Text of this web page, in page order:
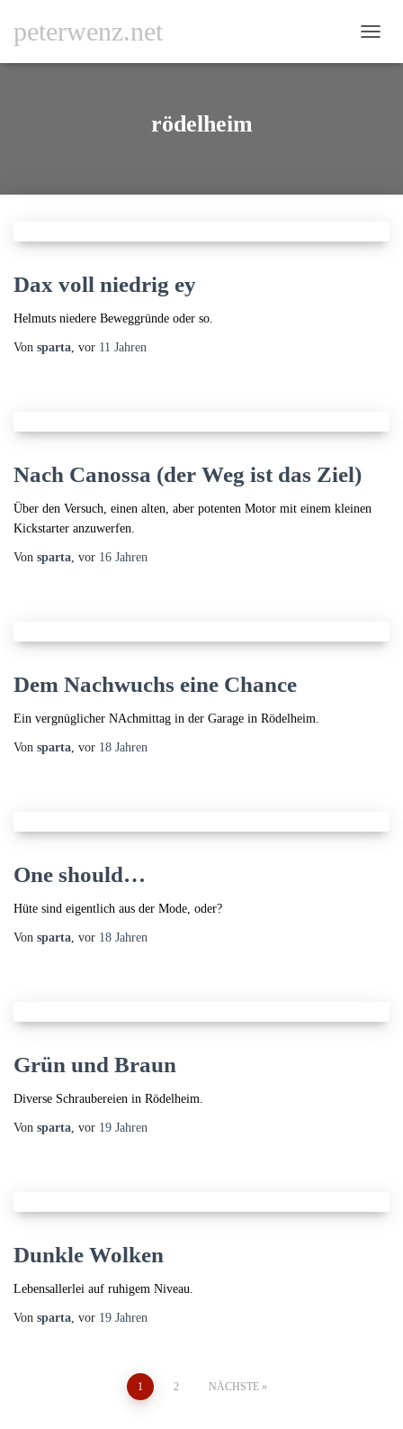
peterwenz.net
rödelheim
Dax voll niedrig ey
Helmuts niedere Beweggründe oder so.
Von sparta, vor 11 Jahren
Nach Canossa (der Weg ist das Ziel)
Über den Versuch, einen alten, aber potenten Motor mit einem kleinen
Kickstarter anzuwerfen.
Von sparta, vor 16 Jahren
Dem Nachwuchs eine Chance
Ein vergnüglicher NAchmittag in der Garage in Rödelheim.
Von sparta, vor 18 Jahren
One should…
Hüte sind eigentlich aus der Mode, oder?
Von sparta, vor 18 Jahren
Grün und Braun
Diverse Schraubereien in Rödelheim.
Von sparta, vor 19 Jahren
Dunkle Wolken
Lebensallerlei auf ruhigem Niveau.
Von sparta, vor 19 Jahren
Seitennummerierung
1 2 NÄCHSTE